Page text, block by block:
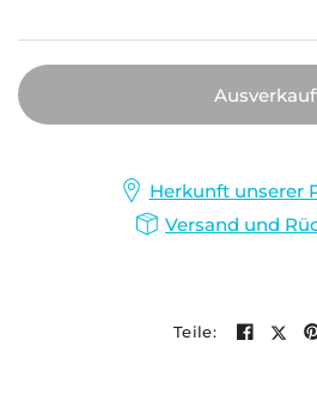
Herkunft unserer
Versand und
Teile: